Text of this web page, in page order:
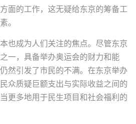
面的工作，这无疑给东京的筹备工
。
也成为人们关注的焦点。尽管东京
一，具备举办奥运会的财力和能
然引发了市民的不满。在东京举办
众质疑巨额支出与实际收益之间的
更多地用于民生项目和社会福利的